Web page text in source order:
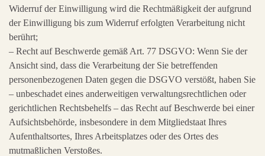
Widerruf der Einwilligung wird die Rechtmäßigkeit der aufgrund
der Einwilligung bis zum Widerruf erfolgten Verarbeitung nicht
berührt;
– Recht auf Beschwerde gemäß Art. 77 DSGVO: Wenn Sie der
Ansicht sind, dass die Verarbeitung der Sie betreffenden
personenbezogenen Daten gegen die DSGVO verstößt, haben Sie
– unbeschadet eines anderweitigen verwaltungsrechtlichen oder
gerichtlichen Rechtsbehelfs – das Recht auf Beschwerde bei einer
Aufsichtsbehörde, insbesondere in dem Mitgliedstaat Ihres
Aufenthaltsortes, Ihres Arbeitsplatzes oder des Ortes des
mutmaßlichen Verstoßes.